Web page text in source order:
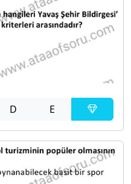
D E